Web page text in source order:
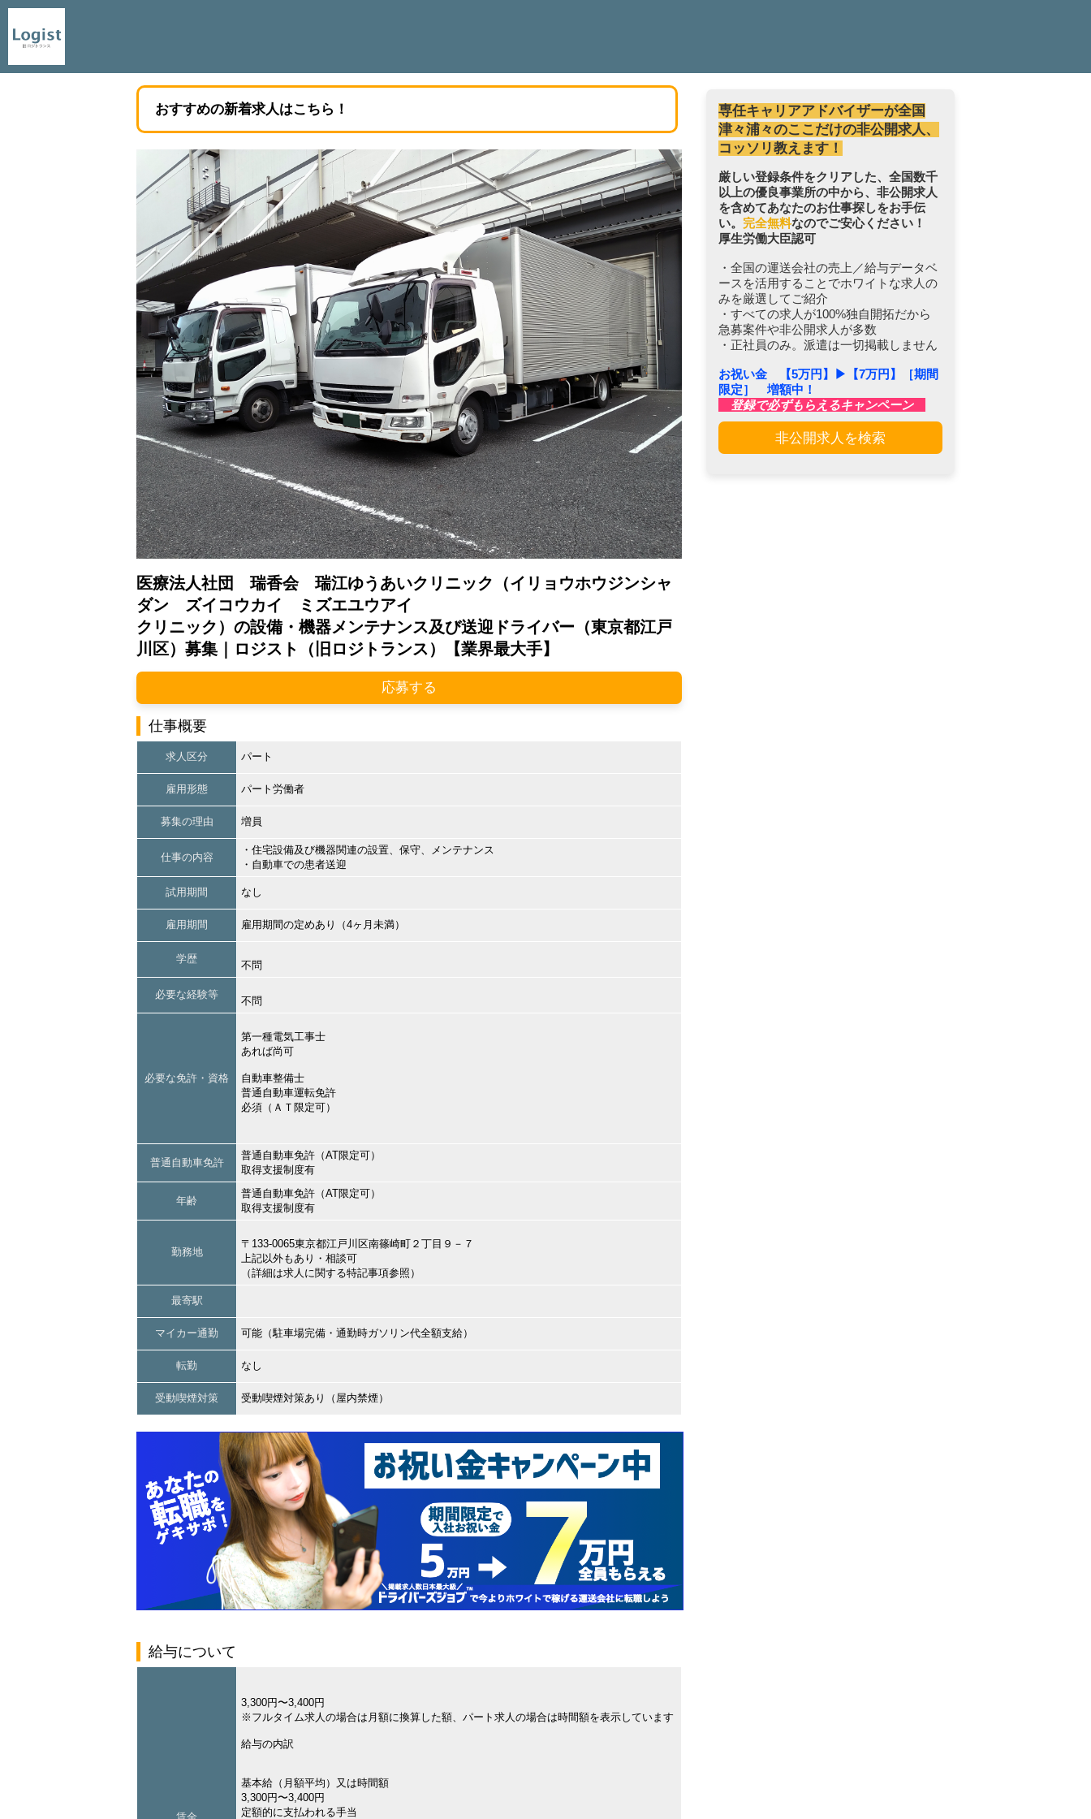
おすすめの新着求人はこちら！
医療法人社団 瑞香会 瑞江ゆうあいクリニック（イリョウホウジンシャ
ダン ズイコウカイ ミズエユウアイ
クリニック）の設備・機器メンテナンス及び送迎ドライバー（東京都江戸
川区）募集｜ロジスト（旧ロジトランス）【業界最大手】
応募する
仕事概要
求人区分 パート
雇用形態 パート労働者
募集の理由 増員
仕事の内容
・住宅設備及び機器関連の設置、保守、メンテナンス
・自動車での患者送迎
試用期間 なし
雇用期間 雇用期間の定めあり（4ヶ月未満）
学歴
不問
必要な経験等
不問
必要な免許・資格
第一種電気工事士
あれば尚可
自動車整備士
普通自動車運転免許
必須（ＡＴ限定可）
普通自動車免許
普通自動車免許（AT限定可）
取得支援制度有
年齢
普通自動車免許（AT限定可）
取得支援制度有
勤務地
〒133-0065東京都江戸川区南篠崎町２丁目９－７
上記以外もあり・相談可
（詳細は求人に関する特記事項参照）
最寄駅
マイカー通勤 可能（駐車場完備・通勤時ガソリン代全額支給）
転勤 なし
受動喫煙対策 受動喫煙対策あり（屋内禁煙）
給与について
3,300円〜3,400円
※フルタイム求人の場合は月額に換算した額、パート求人の場合は時間額を表示しています
給与の内訳
基本給（月額平均）又は時間額
3,300円〜3,400円
定額的に支払われる手当
専任キャリアアドバイザーが全国
津々浦々のここだけの非公開求人、
コッソリ教えます！
厳しい登録条件をクリアした、全国数千
以上の優良事業所の中から、非公開求人
を含めてあなたのお仕事探しをお手伝
い。 完全無料なのでご安心ください！
厚生労働大臣認可
・全国の運送会社の売上／給与データベ
ースを活用することでホワイトな求人の
みを厳選してご紹介
・すべての求人が100%独自開拓だから
急募案件や非公開求人が多数
・正社員のみ。派遣は一切掲載しません
お祝い金 【5万円】▶︎【7万円】［期間
限定］ 増額中！
登録で必ずもらえるキャンペーン
非公開求人を検索